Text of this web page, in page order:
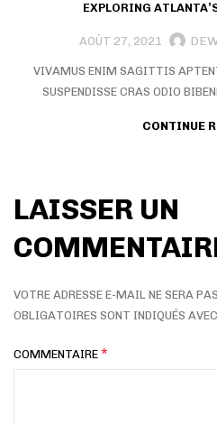
EXPLORING
AOÛT 27, 2021
VIVAMUS ENIM SAGITTIS
SUSPENDISSE CRAS ODIO
CONTINUE
LAISSER UN
VOTRE ADRESSE E-MAIL NE SERA
OBLIGATOIRES SONT INDIQUÉS AVEC
COMMENTAIRE *